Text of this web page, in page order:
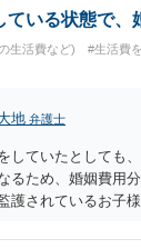
ている状態で、
生活費など) #生活費
地 弁護士
していたとしても
るため、婚姻費用
護されているお子